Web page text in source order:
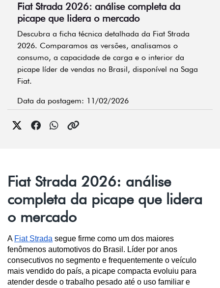
Fiat Strada 2026: análise completa da
picape que lidera o mercado
Descubra a ficha técnica detalhada da Fiat Strada
2026. Comparamos as versões, analisamos o
consumo, a capacidade de carga e o interior da
picape líder de vendas no Brasil, disponível na Saga
Fiat.
Data da postagem: 11/02/2026
Fiat Strada 2026: análise
completa da picape que lidera
o mercado
A Fiat Strada segue firme como um dos maiores
fenômenos automotivos do Brasil. Líder por anos
consecutivos no segmento e frequentemente o veículo
mais vendido do país, a picape compacta evoluiu para
atender desde o trabalho pesado até o uso familiar e